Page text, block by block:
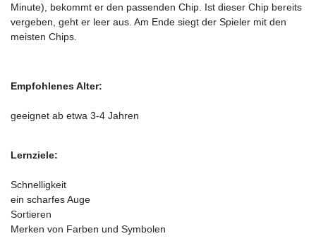
Minute), bekommt er den passenden Chip. Ist dieser Chip bereits
vergeben, geht er leer aus. Am Ende siegt der Spieler mit den
meisten Chips.
Empfohlenes Alter:
geeignet ab etwa 3-4 Jahren
Lernziele:
Schnelligkeit
ein scharfes Auge
Sortieren
Merken von Farben und Symbolen